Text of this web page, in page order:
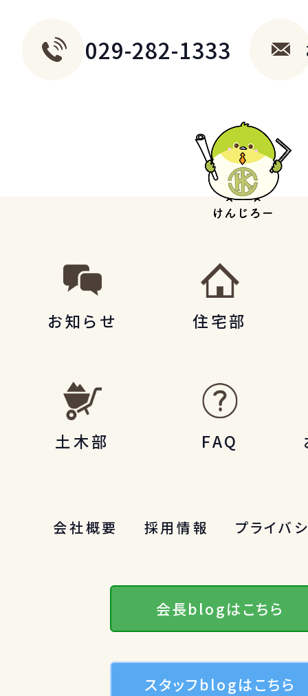
029-282-1333
お知らせ 住宅部
土木部 FAQ
会社概要 採用情報 プライバ
会長blogはこちら
スタッフblogはこちら